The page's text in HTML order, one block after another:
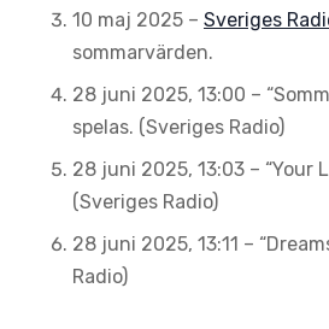
10 maj 2025 – Sveriges
sommarvärden.
28 juni 2025, 13:00 –
spelas. (Sveriges Radio)
28 juni 2025, 13:03 – “Your
(Sveriges Radio)
28 juni 2025, 13:11 –
Radio)